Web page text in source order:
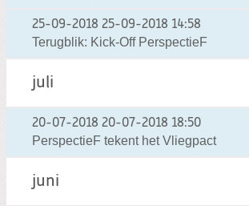
25-09-2018 25-09-2018 14:58
Terugblik: Kick-Off PerspectieF
juli
20-07-2018 20-07-2018 18:50
PerspectieF tekent het Vliegpact
juni